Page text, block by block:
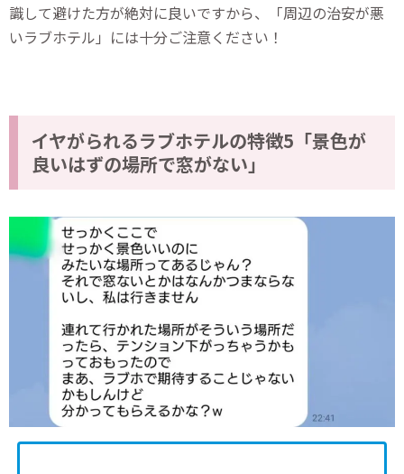
識して避けた方が絶対に良いですから、「周辺の治安が悪
いラブホテル」には十分ご注意ください！
イヤがられるラブホテルの特徴5「景色が
良いはずの場所で窓がない」